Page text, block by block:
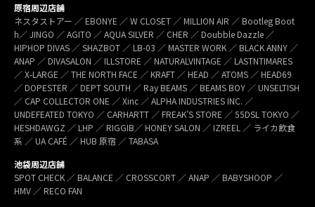
原宿周辺店舗
ネスタストアー ／ EBONYE ／ W CLOSET ／ MILLION AIR ／ Bootleg Boot
h／ JINGO ／ AGITO ／ AQUA SILVER ／ CHER ／ Doubble Dazzle ／
HIPHOP DIVAS ／ SHAZBOT ／ LB-03 ／ MASTER WORK ／ BLACK ANNY ／
ANAP ／ DIVASALON ／ ILLSTORE ／ NATURALVINTAGE ／ LASTNTIMARES
／ X-LARGE ／ THE NORTH FACE ／ KRAFT ／ HEAD ／ ATOMS ／ HEAD69
／ DOPESTER ／ DEPT SOUTH ／ Ray BEAMS ／ BEAMS BOY ／ UNSELTISH
／ CAP COLLECTOR ONE ／ Xinc ／ ALPHA INDUSTRIES INC. ／
UNDEFEATED TOKYO ／ CARHARTT ／ FREAK’S STORE ／ 55DSL TOKYO ／
HESHDAWGZ ／ LHP ／ RIGGIB／ HONEY SALON ／ IZREEL ／ ライカ飲食
系 ／ UA CAFÉ ／ HUB 原宿 ／ TABASA
池袋周辺店舗
SPOT CHECK ／ BALANCE ／ CROSSCORT ／ ANAP ／ BABYSHOOP ／
HMV ／ RECO FAN